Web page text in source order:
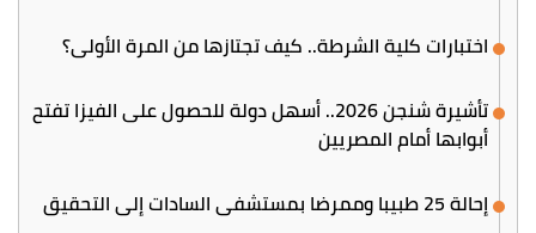
اختبارات كلية الشرطة.. كيف تجتازها من المرة الأولى؟
تأشيرة شنجن 2026.. أسهل دولة للحصول على الفيزا تفتح
أبوابها أمام المصريين
إحالة 25 طبيبا وممرضا بمستشفى السادات إلى التحقيق